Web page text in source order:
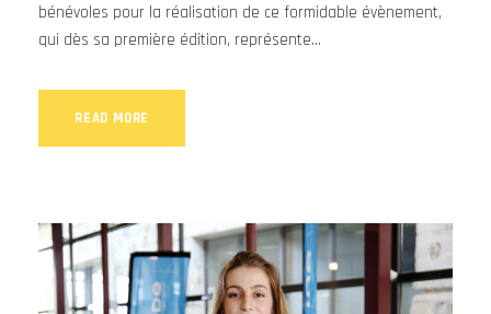
bénévoles pour la réalisation de ce formidable évènement,
qui dès sa première édition, représente...
READ MORE